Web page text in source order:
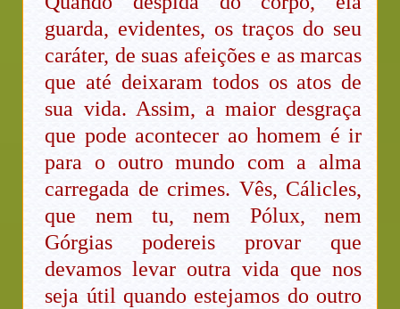
guarda, evidentes, os traços do seu
caráter, de suas afeições e as marcas
que até deixaram todos os atos de
sua vida. Assim, a maior desgraça
que pode acontecer ao homem é ir
para o outro mundo com a alma
carregada de crimes. Vês, Cálicles,
que nem tu, nem Pólux, nem
Górgias podereis provar que
devamos levar outra vida que nos
seja útil quando estejamos do outro